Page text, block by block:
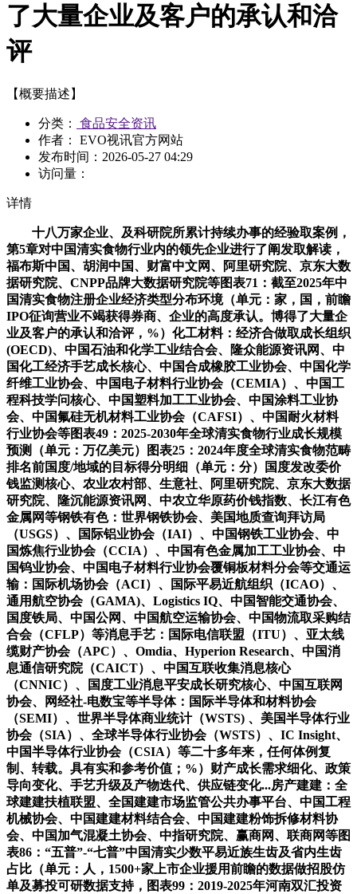
了大量企业及客户的承认和洽
评
【概要描述】
分类：
食品安全资讯
作者： EVO视讯官方网站
发布时间： 2026-05-27 04:29
访问量：
详情
十八万家企业、及科研院所累计持续办事的经验取案例，
第5章对中国清实食物行业内的领先企业进行了阐发取解读，
福布斯中国、胡润中国、财富中文网、阿里研究院、京东大数
据研究院、CNPP品牌大数据研究院等图表71：截至2025年中
国清实食物注册企业经济类型分布环境（单元：家，国，前瞻
IPO征询营业不竭获得券商、企业的高度承认。博得了大量企
业及客户的承认和洽评，%）化工材料：经济合做取成长组织
(OECD)、中国石油和化学工业结合会、隆众能源资讯网、中
国化工经济手艺成长核心、中国合成橡胶工业协会、中国化学
纤维工业协会、中国电子材料行业协会（CEMIA）、中国工
程科技学问核心、中国塑料加工工业协会、中国涂料工业协
会、中国氟硅无机材料工业协会（CAFSI）、中国耐火材料
行业协会等图表49：2025-2030年全球清实食物行业成长规模
预测（单元：万亿美元）图表25：2024年度全球清实食物范畴
排名前国度/地域的目标得分明细（单元：分）国度发改委价
钱监测核心、农业农村部、生意社、阿里研究院、京东大数据
研究院、隆沉能源资讯网、中农立华原药价钱指数、长江有色
金属网等钢铁有色：世界钢铁协会、美国地质查询拜访局
（USGS）、国际铝业协会（IAI）、中国钢铁工业协会、中
国炼焦行业协会（CCIA）、中国有色金属加工工业协会、中
国钨业协会、中国电子材料行业协会覆铜板材料分会等交通运
输：国际机场协会（ACI）、国际平易近航组织（ICAO）、
通用航空协会（GAMA)、Logistics IQ、中国智能交通协会、
国度铁局、中国公网、中国航空运输协会、中国物流取采购结
合会（CFLP）等消息手艺：国际电信联盟（ITU）、亚太线
缆财产协会（APC）、Omdia、Hyperion Research、中国消
息通信研究院（CAICT）、中国互联收集消息核心
（CNNIC）、国度工业消息平安成长研究核心、中国互联网
协会、网经社-电数宝等半导体：国际半导体和材料协会
（SEMI）、世界半导体商业统计（WSTS) 、美国半导体行业
协会（SIA）、全球半导体行业协会（WSTS）、IC Insight、
中国半导体行业协会（CSIA）等二十多年来，任何体例复
制、转载。具有实和参考价值；%）财产成长需求细化、政策
导向变化、手艺升级及产物迭代、供应链变化...房产建建：全
球建建扶植联盟、全国建建市场监管公共办事平台、中国工程
机械协会、中国建建材料结合会、中国建建粉饰拆修材料协
会、中国加气混凝土协会、中指研究院、赢商网、联商网等图
表86：“五普”-“七普”中国清实少数平易近族生齿及省内生齿
占比（单元：人，1500+家上市企业援用前瞻的数据做招股仿
单及募投可研数据支持，图表99：2019-2025年河南双汇投资